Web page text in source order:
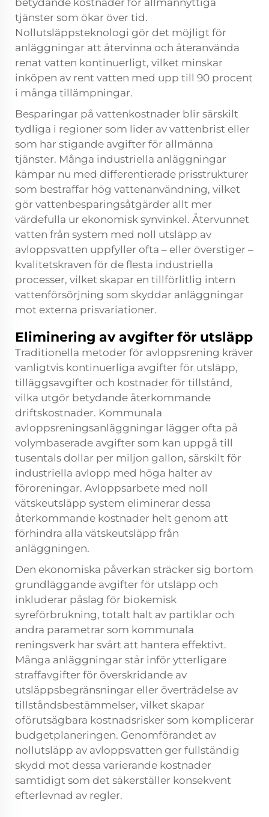
betydande kostnader för allmännyttiga
tjänster som ökar över tid.
Nollutsläppsteknologi gör det möjligt för
anläggningar att återvinna och återanvända
renat vatten kontinuerligt, vilket minskar
inköpen av rent vatten med upp till 90 procent
i många tillämpningar.
Besparingar på vattenkostnader blir särskilt
tydliga i regioner som lider av vattenbrist eller
som har stigande avgifter för allmänna
tjänster. Många industriella anläggningar
kämpar nu med differentierade prisstrukturer
som bestraffar hög vattenanvändning, vilket
gör vattenbesparingsåtgärder allt mer
värdefulla ur ekonomisk synvinkel. Återvunnet
vatten från system med noll utsläpp av
avloppsvatten uppfyller ofta – eller överstiger –
kvalitetskraven för de flesta industriella
processer, vilket skapar en tillförlitlig intern
vattenförsörjning som skyddar anläggningar
mot externa prisvariationer.
Eliminering av avgifter för utsläpp
Traditionella metoder för avloppsrening kräver
vanligtvis kontinuerliga avgifter för utsläpp,
tilläggsavgifter och kostnader för tillstånd,
vilka utgör betydande återkommande
driftskostnader. Kommunala
avloppsreningsanläggningar lägger ofta på
volymbaserade avgifter som kan uppgå till
tusentals dollar per miljon gallon, särskilt för
industriella avlopp med höga halter av
föroreningar. Avloppsarbete med noll
vätskeutsläpp system eliminerar dessa
återkommande kostnader helt genom att
förhindra alla vätskeutsläpp från
anläggningen.
Den ekonomiska påverkan sträcker sig bortom
grundläggande avgifter för utsläpp och
inkluderar påslag för biokemisk
syreförbrukning, totalt halt av partiklar och
andra parametrar som kommunala
reningsverk har svårt att hantera effektivt.
Många anläggningar står inför ytterligare
straffavgifter för överskridande av
utsläppsbegränsningar eller överträdelse av
tillståndsbestämmelser, vilket skapar
oförutsägbara kostnadsrisker som komplicerar
budgetplaneringen. Genomförandet av
nollutsläpp av avloppsvatten ger fullständig
skydd mot dessa varierande kostnader
samtidigt som det säkerställer konsekvent
efterlevnad av regler.